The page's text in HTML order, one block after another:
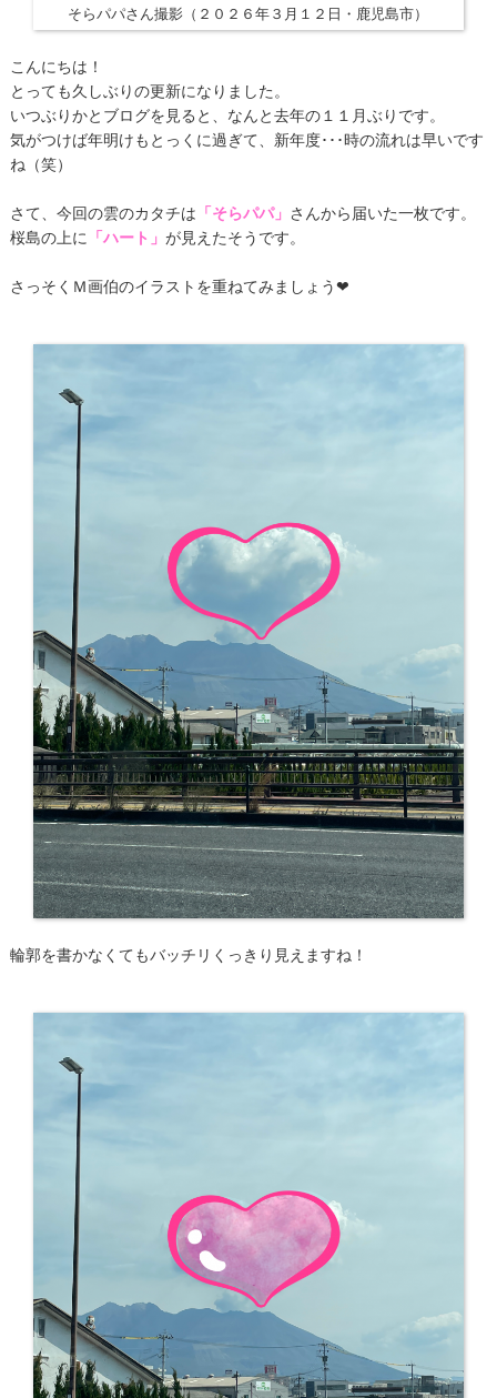
そらパパさん撮影（２０２６年３月１２日・鹿児島市）
こんにちは！
とっても久しぶりの更新になりました。
いつぶりかとブログを見ると、なんと去年の１１月ぶりです。
気がつけば年明けもとっくに過ぎて、新年度･･･時の流れは早いです
ね（笑）
さて、今回の雲のカタチは 「そらパパ」 さんから届いた一枚です。
桜島の上に 「ハート」 が見えたそうです。
さっそくＭ画伯のイラストを重ねてみましょう❤
輪郭を書かなくてもバッチリくっきり見えますね！